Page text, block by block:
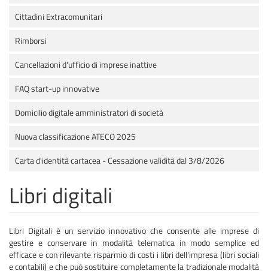
Cittadini Extracomunitari
Rimborsi
Cancellazioni d'ufficio di imprese inattive
FAQ start-up innovative
Domicilio digitale amministratori di società
Nuova classificazione ATECO 2025
Carta d'identità cartacea - Cessazione validità dal 3/8/2026
Libri digitali
Libri Digitali è un servizio innovativo che consente alle imprese di
gestire e conservare in modalità telematica in modo semplice ed
efficace e con rilevante risparmio di costi i libri dell'impresa (libri sociali
e contabili) e che può sostituire completamente la tradizionale modalità